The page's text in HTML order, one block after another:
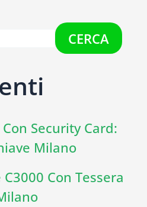
CERCA
Con Security Card:
Milano
Con Tessera